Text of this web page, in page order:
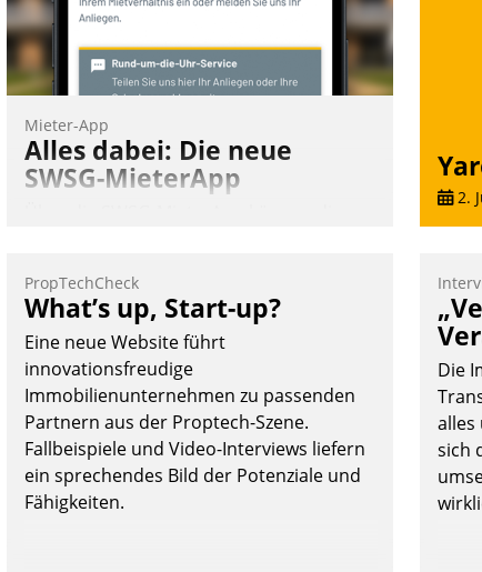
Mieter-App
Alles dabei: Die neue
SWSG-MieterApp
auf dem Laufenden bleiben, Daten
einsehen und ändern oder
Schadensmeldungen abgeben – rund um
die Uhr.
Andreas Lerchner
2.
PropTechCheck
What’s up, Start-up?
Eine neue Website führt
innovationsfreudige
Immobilienunternehmen zu passenden
Partnern aus der Proptech-Szene.
Fallbeispiele und Video-Interviews liefern
ein sprechendes Bild der Potenziale und
Fähigkeiten.
Die
alles
sich